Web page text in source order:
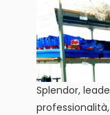
Splendor,